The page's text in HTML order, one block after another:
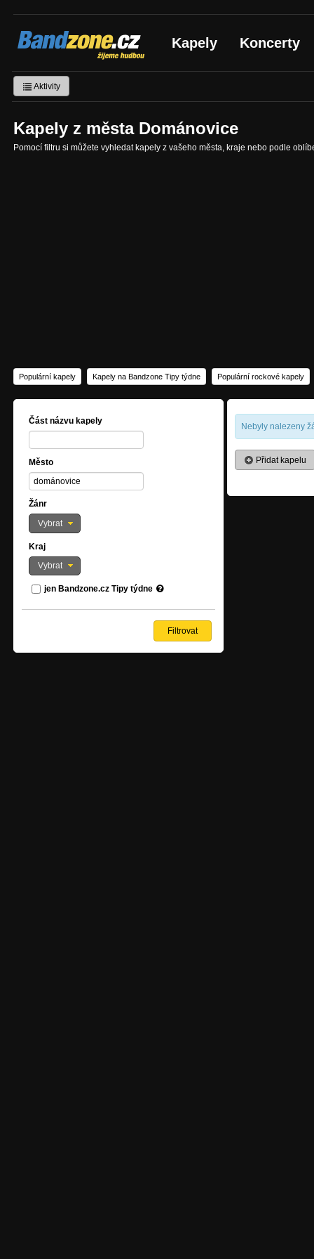
Bandzone.cz
žijeme hudbou Kapely Koncerty
Aktivity
Kapely z města Dománovice
Pomocí filtru si můžete vyhledat kapely z vašeho města, kraje nebo podle
Populární kapely Kapely na Bandzone Tipy týdne Populární rockové kapely
Část názvu kapely
Město
Žánr
Vybrat
Kraj
Vybrat
jen Bandzone.cz Tipy týdne
Nebyly nalezeny
Přidat kapelu